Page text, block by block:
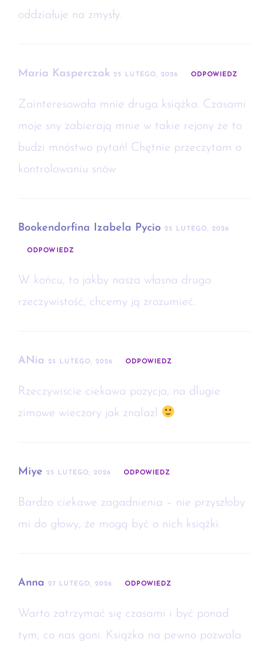
oddziałuje na zmysły.
Maria Kasperczak 25 LUTEGO, 2026 ODPOWIEDZ
Zainteresowała mnie druga książka. Czasami
moje sny zabierają mnie w takie rejony że to
budzi mnóstwo pytań! Chętnie przeczytam o
kontrolowaniu snów
Bookendorfina Izabela Pycio 25 LUTEGO, 2026
ODPOWIEDZ
W końcu, to jakby nasza własna druga
rzeczywistość, chcemy ją zrozumieć.
ANia 25 LUTEGO, 2026 ODPOWIEDZ
Rzeczywiscie ciekawa pozycja, na dlugie
zimowe wieczory jak znalazl
Miye 25 LUTEGO, 2026 ODPOWIEDZ
Bardzo ciekawe zagadnienia – nie przyszłoby
mi do głowy, że mogą być o nich książki.
Anna 27 LUTEGO, 2026 ODPOWIEDZ
Warto zatrzymać się czasami i być ponad
tym, co nas goni. Książka na pewno pozwala